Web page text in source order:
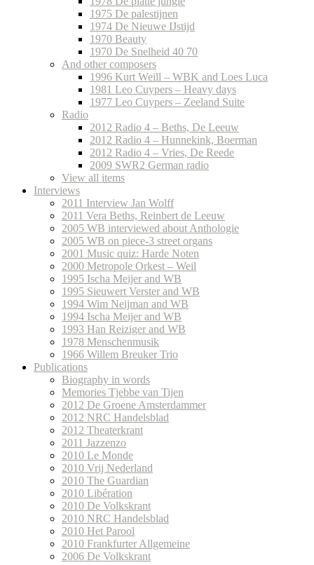
1975 De palestijnen
1974 De Nieuwe IJstijd
1970 Beauty
1970 De Snelheid 40 70
And other composers
1996 Kurt Weill – WBK and Loes Luca
1981 Leo Cuypers – Heavy days
1977 Leo Cuypers – Zeeland Suite
Radio
2012 Radio 4 – Beths, De Leeuw
2012 Radio 4 – Hunnekink, Boerman
2012 Radio 4 – Vries, De Reede
2009 SWR2 German radio
View all items
Interviews
2011 Interview Jan Wolff
2011 Vera Beths, Reinbert de Leeuw
2005 WB interviewed about Anthologie
2005 WB on piece-3 street organs
2001 Music quiz: Harde Noten
2000 Metropole Orkest – Weil
1995 Ischa Meijer and WB
1995 Sieuwert Verster and WB
1994 Wim Neijman and WB
1994 Ischa Meijer and WB
1993 Han Reiziger and WB
1978 Menschenmusik
1966 Willem Breuker Trio
Publications
Biography in words
Memories Tjebbe van Tijen
2012 De Groene Amsterdammer
2012 NRC Handelsblad
2012 Theaterkrant
2011 Jazzenzo
2010 Le Monde
2010 Vrij Nederland
2010 The Guardian
2010 Libération
2010 De Volkskrant
2010 NRC Handelsblad
2010 Het Parool
2010 Frankfurter Allgemeine
2006 De Volkskrant